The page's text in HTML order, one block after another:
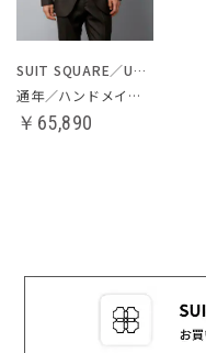
SUIT SQUARE／UNIVERSAL LANGUAGE
通年／ハンドメイドスーツ
￥65,890